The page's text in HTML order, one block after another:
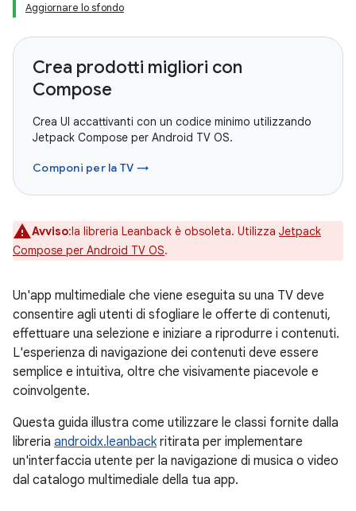
Aggiornare lo sfondo
Crea prodotti migliori con
Compose
Crea UI accattivanti con un codice minimo utilizzando
Jetpack Compose per Android TV OS.
Componi per la TV →
Avviso:la libreria Leanback è obsoleta. Utilizza Jetpack
Compose per Android TV OS.
Un'app multimediale che viene eseguita su una TV deve
consentire agli utenti di sfogliare le offerte di contenuti,
effettuare una selezione e iniziare a riprodurre i contenuti.
L'esperienza di navigazione dei contenuti deve essere
semplice e intuitiva, oltre che visivamente piacevole e
coinvolgente.
Questa guida illustra come utilizzare le classi fornite dalla
libreria androidx.leanbackritirata per implementare
un'interfaccia utente per la navigazione di musica o video
dal catalogo multimediale della tua app.